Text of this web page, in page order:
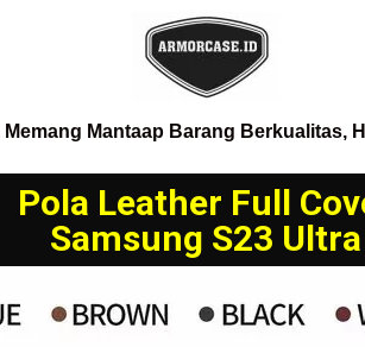
Mantaap Barang Berkualitas,
Pola Leather Full
Samsung S23 Ultra